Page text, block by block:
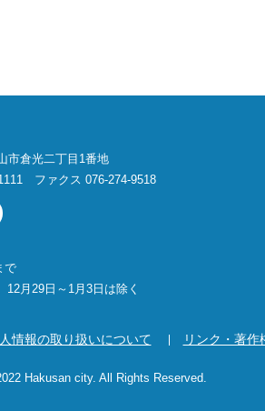
市倉光二丁目1番地
ファクス 076-274-9518
で
月29日～1月3日は除く
情報の取り扱いについて リンク・著作
Hakusan city. All Rights Reserved.